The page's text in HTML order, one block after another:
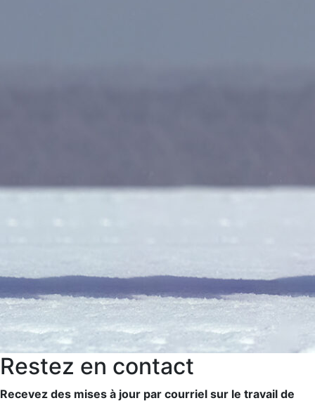
Restez en contact
Recevez des mises à jour par courriel sur le travail de